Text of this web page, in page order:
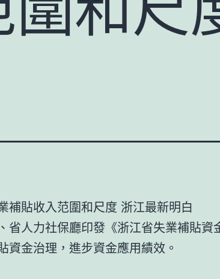
補貼收入范圍和尺度 浙江最新明白
省人力社保廳印發《浙江省失業補貼資
資金治理，進步資金應用績效。